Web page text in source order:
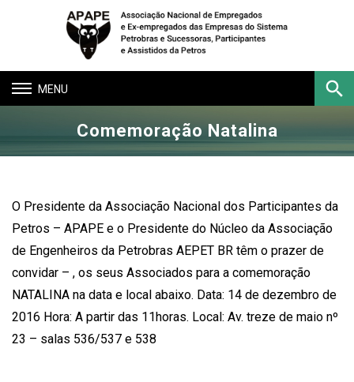
Toggle
navigation
Comemoração Natalina
O Presidente da Associação Nacional dos Participantes da
Petros – APAPE e o Presidente do Núcleo da Associação
de Engenheiros da Petrobras AEPET BR têm o prazer de
convidar – , os seus Associados para a comemoração
NATALINA na data e local abaixo. Data: 14 de dezembro de
2016 Hora: A partir das 11horas. Local: Av. treze de maio nº
23 – salas 536/537 e 538